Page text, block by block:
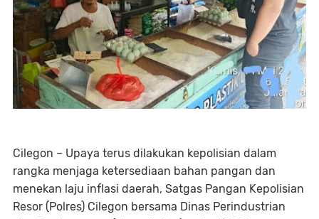
Cilegon – Upaya terus dilakukan kepolisian dalam
rangka menjaga ketersediaan bahan pangan dan
menekan laju inflasi daerah, Satgas Pangan Kepolisian
Resor (Polres) Cilegon bersama Dinas Perindustrian